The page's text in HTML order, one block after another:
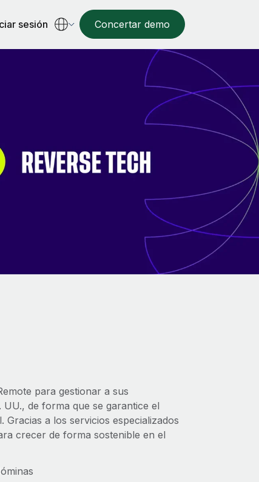
sesión Concertar demo
para gestionar a sus
de forma que se garantice el
a los servicios especializados
crecer de forma sostenible en el